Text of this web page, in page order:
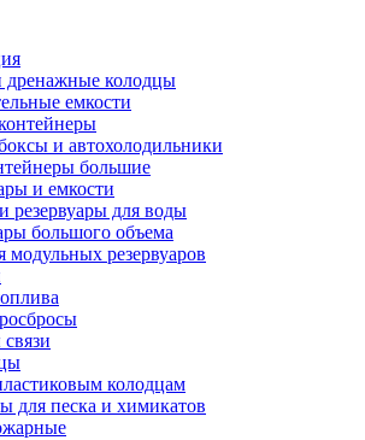
дренажные колодцы
емкости
и автохолодильники
большие
и емкости
резервуары для воды
большого объема
резервуаров
колодцам
для песка и химикатов